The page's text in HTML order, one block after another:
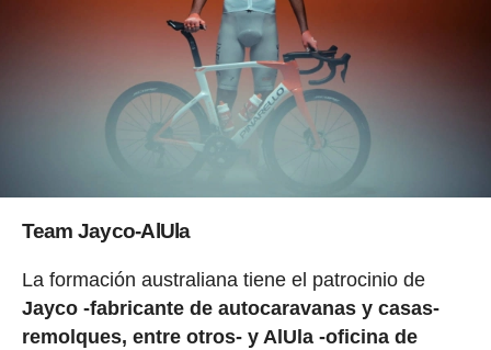
Team Jayco-AlUla
La formación australiana tiene el patrocinio de
Jayco -fabricante de autocaravanas y casas-
remolques, entre otros- y AlUla -oficina de